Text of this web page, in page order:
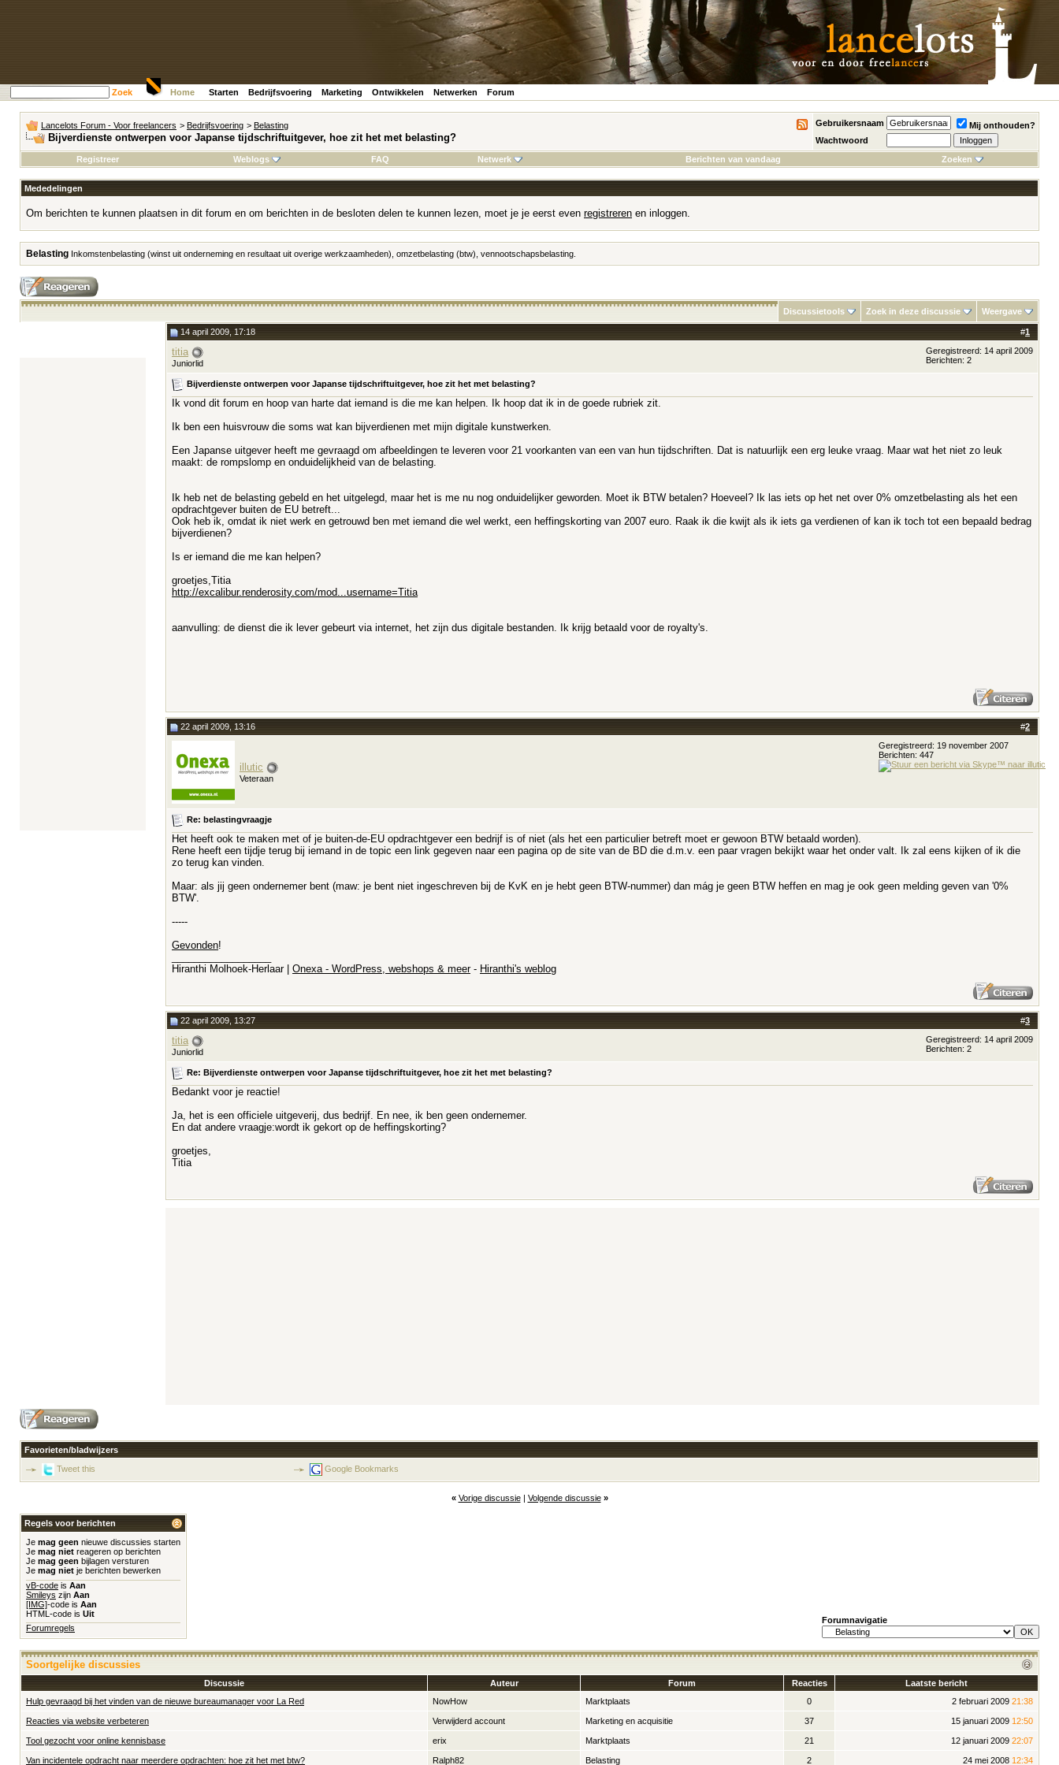
Zoek Home Starten Bedrijfsvoering Marketing Ontwikkelen Netwerken Forum
Lancelots Forum - Voor freelancers > Bedrijfsvoering > Belasting
Bijverdienste ontwerpen voor Japanse tijdschriftuitgever, hoe zit het met belasting?
Gebruikersnaam
Mij onthouden?
Wachtwoord
Registreer
Weblogs FAQ Netwerk Berichten van vandaag Zoeken
Mededelingen
Om berichten te kunnen plaatsen in dit forum en om berichten in de besloten delen te kunnen lezen, moet je je eerst even registreren en inloggen.
Belasting Inkomstenbelasting (winst uit onderneming en resultaat uit overige werkzaamheden), omzetbelasting (btw), vennootschapsbelasting.
Discussietools Zoek in deze discussie Weergave
#1
14 april 2009, 17:18
titia
Juniorlid
Geregistreerd: 14 april 2009
Berichten: 2
Bijverdienste ontwerpen voor Japanse tijdschriftuitgever, hoe zit het met belasting?
Ik vond dit forum en hoop van harte dat iemand is die me kan helpen. Ik hoop dat ik in de goede rubriek zit.
Ik ben een huisvrouw die soms wat kan bijverdienen met mijn digitale kunstwerken.
Een Japanse uitgever heeft me gevraagd om afbeeldingen te leveren voor 21 voorkanten van een van hun tijdschriften. Dat is natuurlijk een erg leuke vraag. Maar wat het niet zo leuk
maakt: de rompslomp en onduidelijkheid van de belasting.
Ik heb net de belasting gebeld en het uitgelegd, maar het is me nu nog onduidelijker geworden. Moet ik BTW betalen? Hoeveel? Ik las iets op het net over 0% omzetbelasting als het een
opdrachtgever buiten de EU betreft...
Ook heb ik, omdat ik niet werk en getrouwd ben met iemand die wel werkt, een heffingskorting van 2007 euro. Raak ik die kwijt als ik iets ga verdienen of kan ik toch tot een bepaald bedrag
bijverdienen?
Is er iemand die me kan helpen?
groetjes,Titia
http://excalibur.renderosity.com/mod...username=Titia
aanvulling: de dienst die ik lever gebeurt via internet, het zijn dus digitale bestanden. Ik krijg betaald voor de royalty's.
#2
22 april 2009, 13:16
illutic
Veteraan
Geregistreerd: 19 november 2007
Berichten: 447
Re: belastingvraagje
Het heeft ook te maken met of je buiten-de-EU opdrachtgever een bedrijf is of niet (als het een particulier betreft moet er gewoon BTW betaald worden).
Rene heeft een tijdje terug bij iemand in de topic een link gegeven naar een pagina op de site van de BD die d.m.v. een paar vragen bekijkt waar het onder valt. Ik zal eens kijken of ik die
zo terug kan vinden.
Maar: als jij geen ondernemer bent (maw: je bent niet ingeschreven bij de KvK en je hebt geen BTW-nummer) dan mág je geen BTW heffen en mag je ook geen melding geven van '0%
BTW'.
-----
Gevonden!
Hiranthi Molhoek-Herlaar | Onexa - WordPress, webshops & meer- Hiranthi's weblog
#3
22 april 2009, 13:27
titia
Juniorlid
Geregistreerd: 14 april 2009
Berichten: 2
Re: Bijverdienste ontwerpen voor Japanse tijdschriftuitgever, hoe zit het met belasting?
Bedankt voor je reactie!
Ja, het is een officiele uitgeverij, dus bedrijf. En nee, ik ben geen ondernemer.
En dat andere vraagje:wordt ik gekort op de heffingskorting?
groetjes,
Titia
Favorieten/bladwijzers
Tweet this
Google Bookmarks
« Vorige discussie| Volgende discussie »
Regels voor berichten
Je mag geen nieuwe discussies starten
Je mag niet reageren op berichten
Je mag geen bijlagen versturen
Je mag niet je berichten bewerken
vB-code is Aan
Smileys zijn Aan
[IMG]-code is Aan
HTML-code is Uit
Forumregels
Forumnavigatie
Soortgelijke discussies
Discussie Auteur Forum Reacties
Laatste bericht
Hulp gevraagd bij het vinden van de nieuwe bureaumanager voor La Red
NowHow Marktplaats 0 2 februari 2009 21:38
Reacties via website verbeteren Verwijderd account Marketing en acquisitie 37 15 januari 2009 12:50
Tool gezocht voor online kennisbase erix Marktplaats 21 12 januari 2009 22:07
Van incidentele opdracht naar meerdere opdrachten: hoe zit het met btw? Ralph82 Belasting 2 24 mei 2008 12:34